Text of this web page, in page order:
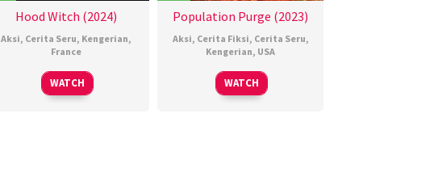
Hood Witch (2024)
Aksi, Cerita Seru, Kengerian,
France
15
May
Saïd
Belktibia
WATCH
Population Purge (2023)
Aksi, Cerita Fiksi, Cerita Seru,
Kengerian, USA
02
Dec
Brian
Johnson
WATCH